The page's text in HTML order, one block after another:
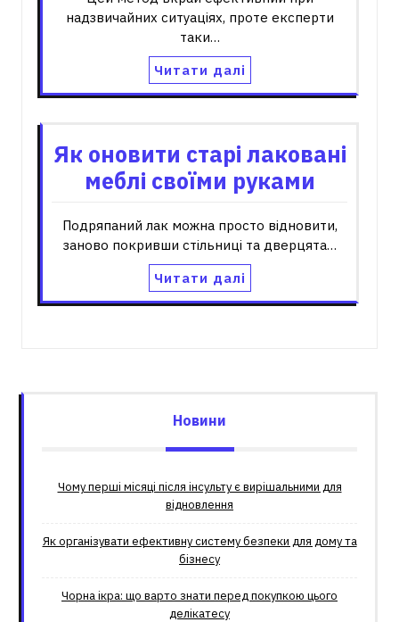
надзвичайних ситуаціях, проте експерти
таки…
Читати далі
Як оновити старі лаковані
меблі своїми руками
Подряпаний лак можна просто відновити,
заново покривши стільниці та дверцята…
Читати далі
Новини
Чому перші місяці після інсульту є вирішальними для
відновлення
Як організувати ефективну систему безпеки для дому та
бізнесу
Чорна ікра: що варто знати перед покупкою цього
делікатесу